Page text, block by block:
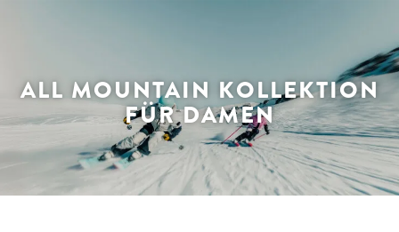
ALL MOUNTAIN KOLLEKTION
FÜR DAMEN